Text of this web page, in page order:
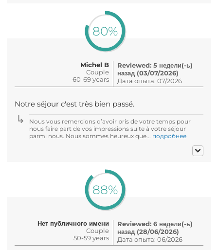
80%
Michel B
Couple
60-69 years
Reviewed: 5 недели(-ь)
назад (03/07/2026)
Дата опыта: 07/2026
Notre séjour c'est très bien passé.
Nous vous remercions d’avoir pris de votre temps pour
nous faire part de vos impressions suite à votre séjour
parmi nous. Nous sommes heureux que... подробнее
88%
Нет публичного имени
Couple
50-59 years
Reviewed: 6 недели(-ь)
назад (28/06/2026)
Дата опыта: 06/2026